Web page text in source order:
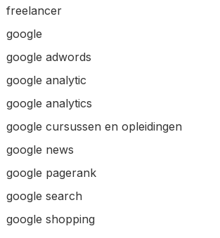
freelancer
google
google adwords
google analytic
google analytics
google cursussen en opleidingen
google news
google pagerank
google search
google shopping